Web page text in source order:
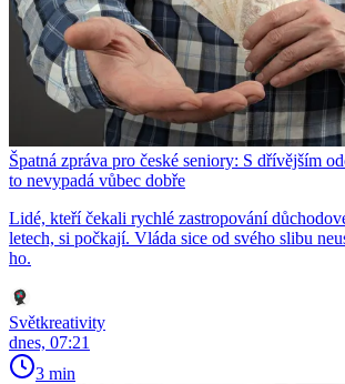
Špatná zpráva pro české seniory: S dřívějším
to nevypadá vůbec dobře
Lidé, kteří čekali rychlé zastropování
letech, si počkají. Vláda sice od svého slibu
ho.
Světkreativity
dnes, 07:21
3 min